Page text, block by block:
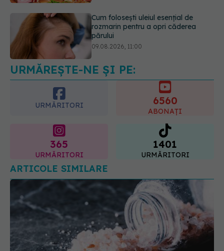
Ce este testul TORCH și cine trebuie
să-l facă. Ce înseamnă un rezultat
pozitiv
URMĂREȘTE-NE ȘI PE:
URMĂRITORI 6560
ABONAȚI
365
URMĂRITORI
1401
URMĂRITORI
ARTICOLE SIMILARE